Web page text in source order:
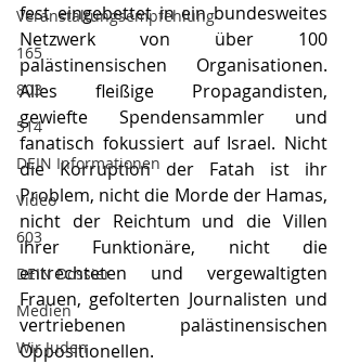
Veranstaltungsempfehlung
165
803
514
DEIN Informationen
Video
603
DEIN Dossier
Medien
Wir Juden
fest eingebettet in ein bundesweites
Netzwerk von über 100
palästinensischen Organisationen.
Alles fleißige Propagandisten,
gewiefte Spendensammler und
fanatisch fokussiert auf Israel. Nicht
die Korruption der Fatah ist ihr
Problem, nicht die Morde der Hamas,
nicht der Reichtum und die Villen
ihrer Funktionäre, nicht die
entrechteten und vergewaltigten
Frauen, gefolterten Journalisten und
vertriebenen palästinensischen
Oppositionellen.